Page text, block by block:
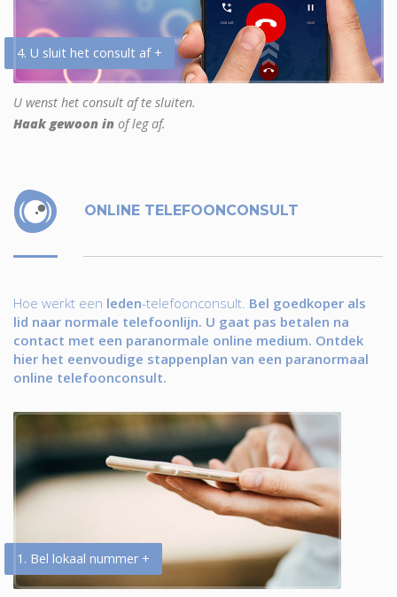
4. U sluit het consult af +
U wenst het consult af te sluiten.
Haak gewoon in of leg af.
ONLINE TELEFOONCONSULT
Hoe werkt een leden-telefoonconsult. Bel goedkoper als
lid naar normale telefoonlijn. U gaat pas betalen na
contact met een paranormale online medium. Ontdek
hier het eenvoudige stappenplan van een paranormaal
online telefoonconsult.
1. Bel lokaal nummer +